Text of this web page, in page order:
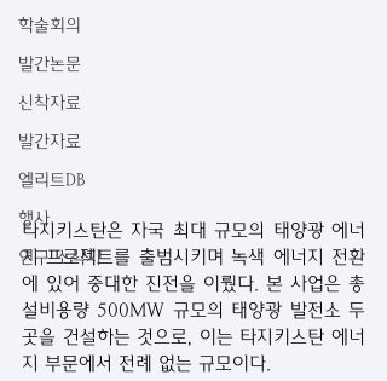
학술회의
발간논문
신착자료
발간자료
엘리트DB
행사
연구 소식지
타지키스탄은 자국 최대 규모의 태양광 에너
지 프로젝트를 출범시키며 녹색 에너지 전환
에 있어 중대한 진전을 이뤘다. 본 사업은 총
설비용량 500MW 규모의 태양광 발전소 두
곳을 건설하는 것으로, 이는 타지키스탄 에너
지 부문에서 전례 없는 규모이다.